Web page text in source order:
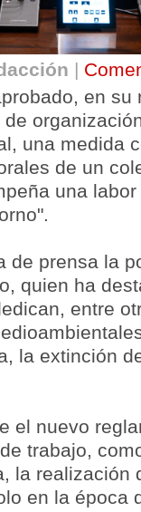
|
en su
una medida
de un
una
de prensa la
quien ha
entre
la extinción
el nuevo
trabajo,
la realización
en la época